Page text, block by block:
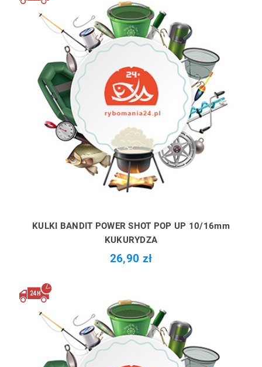
KULKI BANDIT POWER SHOT POP UP 10/16mm
KUKURYDZA
26,90 zł